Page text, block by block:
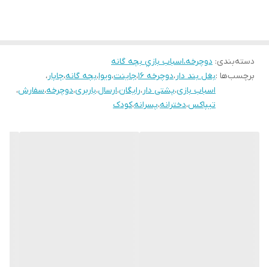
پره بندی مشکی و توپی وارداتی
لوله زین بلند تنظیمی
مارک طرح ویوا و المپیا در سه رنگ رندم
حلقه تنظیم فرمان جنس آلومینیوم و پلاستیک ۲ و یک سانت
دسته‌بندی: دوچرخه،اسباب بازي بچه گانه
برچسب‌ها :بغل بند دار،دوچرخه ۱۶ ،جاینت،ویوا،بچه گانه،چاپار،
اسباب بازی،پشتی دار،رایگان،ارسال،باربری،دوچرخه،سفارش،
تیپاکس،دخترانه،پسرانه،کودک